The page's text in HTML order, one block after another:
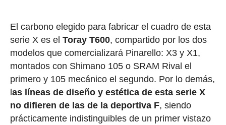
El carbono elegido para fabricar el cuadro de esta
serie X es el Toray T600, compartido por los dos
modelos que comercializará Pinarello: X3 y X1,
montados con Shimano 105 o SRAM Rival el
primero y 105 mecánico el segundo. Por lo demás,
las líneas de diseño y estética de esta serie X
no difieren de las de la deportiva F, siendo
prácticamente indistinguibles de un primer vistazo